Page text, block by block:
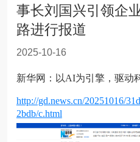
事长刘国兴引领企
路进行报道
2025-10-16
新华网：以AI为引擎，驱动
http://gd.news.cn/20251016/
2bdb/c.html